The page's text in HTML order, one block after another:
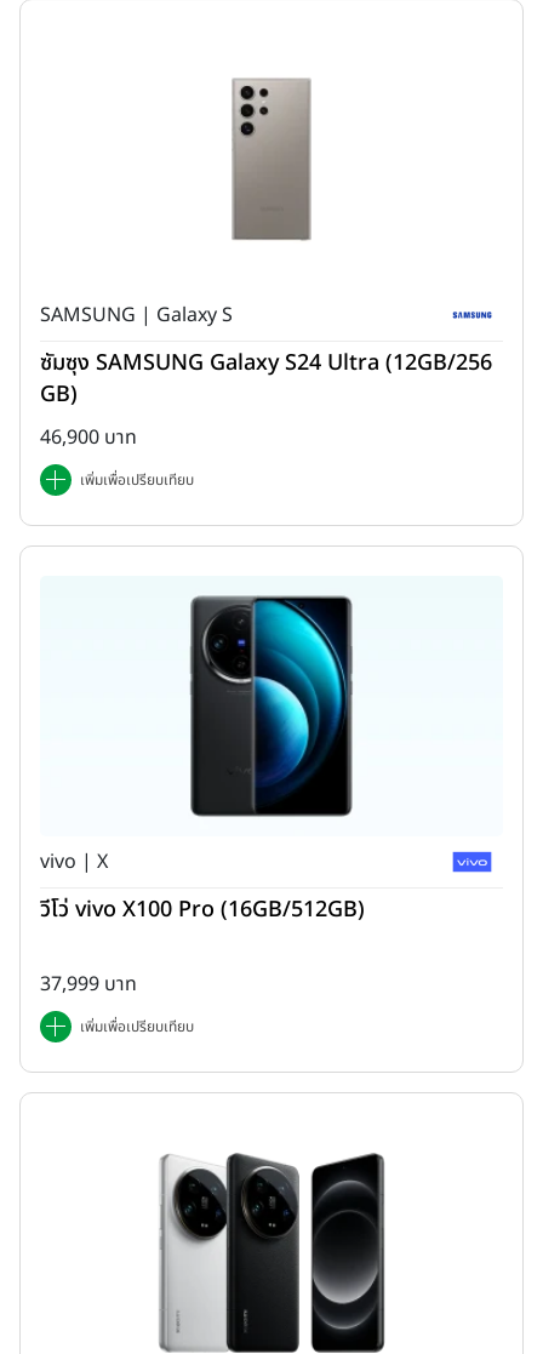
สำนักงาน กสทช. เรียบร้อยแล้ว แต่ยังไม่ระบุวัน-เวลาเปิดตัวใน
ประเทศไทยอย่างเป็นทางการ
SAMSUNG | Galaxy S
ซัมซุง SAMSUNG Galaxy S24 Ultra (12GB/256
GB)
46,900 บาท
เพิ่มเพื่อเปรียบเทียบ
vivo | X
วีโว่ vivo X100 Pro (16GB/512GB)
37,999 บาท
เพิ่มเพื่อเปรียบเทียบ